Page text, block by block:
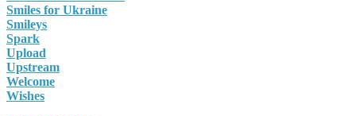
Smiles for Ukraine
Smileys
Spark
Upload
Upstream
Welcome
Wishes